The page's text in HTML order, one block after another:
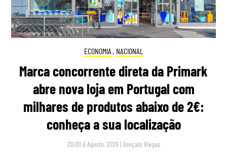
ECONOMIA , NACIONAL
Marca concorrente direta da Primark
abre nova loja em Portugal com
milhares de produtos abaixo de 2€:
conheça a sua localização
20:00 6 Agosto, 2026 | Gonçalo Viegas